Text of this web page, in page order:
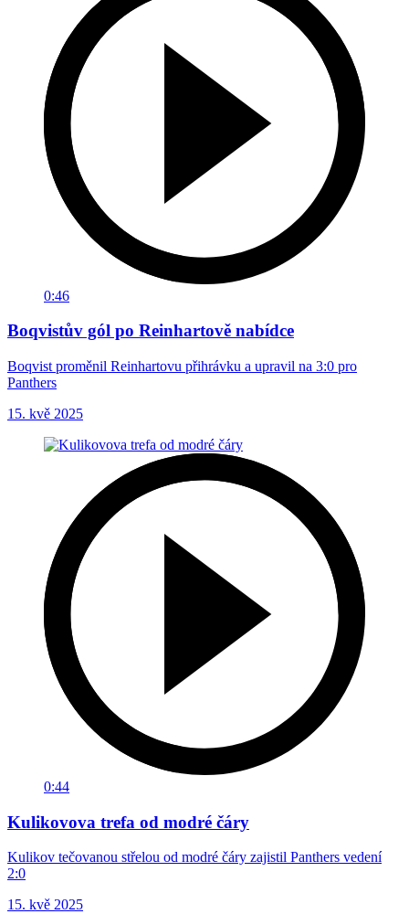
0:46
Boqvistův gól po Reinhartově nabídce
Boqvist proměnil Reinhartovu přihrávku a upravil na 3:0 pro
Panthers
15. kvě 2025
0:44
Kulikovova trefa od modré čáry
Kulikov tečovanou střelou od modré čáry zajistil Panthers vedení
2:0
15. kvě 2025